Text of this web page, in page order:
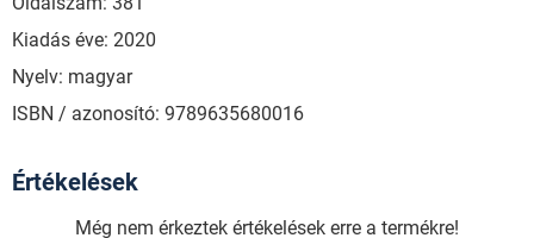
Kiadás éve: 2020
Nyelv: magyar
ISBN / azonosító: 9789635680016
Értékelések
Még nem érkeztek értékelések erre a termékre!